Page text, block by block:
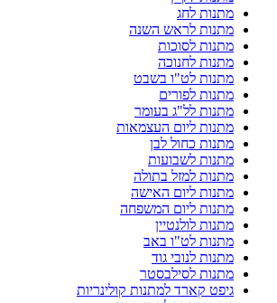
מתנות לחג
מתנות לראש השנה
מתנות לסוכות
מתנות לחנוכה
מתנות לט"ו בשבט
מתנות לפורים
מתנות לל"ג בעומר
מתנות ליום העצמאות
מתנות כחול לבן
מתנות לשבועות
מתנות למזל בתולה
מתנות ליום האישה
מתנות ליום המשפחה
מתנות לולנטיין
מתנות לט"ו באב
מתנות לנובי גוד
מתנות לסילבסטר
גיפט קארד למתנות קולינריות